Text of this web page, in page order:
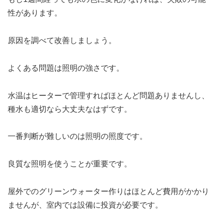
性があります。
原因を調べて改善しましょう。
よくある問題は照明の強さです。
水温はヒーターで管理すればほとんど問題ありませんし、
種水も適切なら大丈夫なはずです。
一番判断が難しいのは照明の照度です。
良質な照明を使うことが重要です。
屋外でのグリーンウォーター作りはほとんど費用がかかり
ませんが、室内では設備に投資が必要です。